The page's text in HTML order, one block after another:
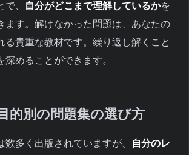
、 自分がどこまで理解しているかを
ます。解けなかった問題は、あなたの
る貴重な教材です。繰り返し解くこと
深めることができます。
的別の問題集の選び方
数多く出版されていますが、
自分のレ